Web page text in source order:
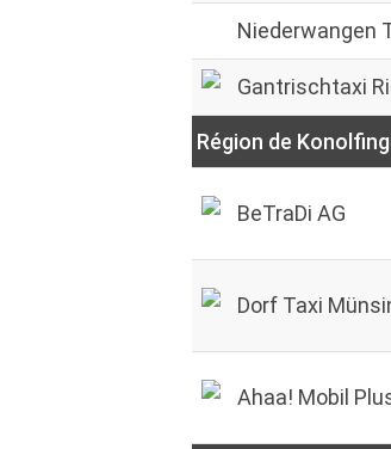
Niederwangen
Gantrischtaxi
Région de
BeTraDi AG
Dorf Taxi
Ahaa! Mobil